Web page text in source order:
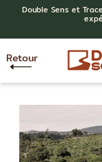
Double Sens et
Retour